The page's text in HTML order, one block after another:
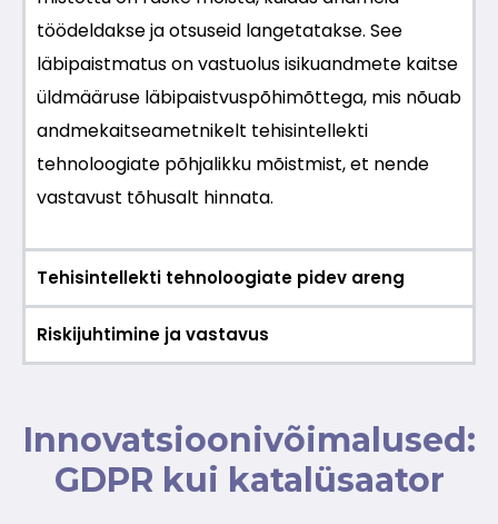
töödeldakse ja otsuseid langetatakse. See
läbipaistmatus on vastuolus isikuandmete kaitse
üldmääruse läbipaistvuspõhimõttega, mis nõuab
andmekaitseametnikelt tehisintellekti
tehnoloogiate põhjalikku mõistmist, et nende
vastavust tõhusalt hinnata.
Tehisintellekti tehnoloogiate pidev areng
Riskijuhtimine ja vastavus
Innovatsioonivõimalused:
GDPR kui katalüsaator